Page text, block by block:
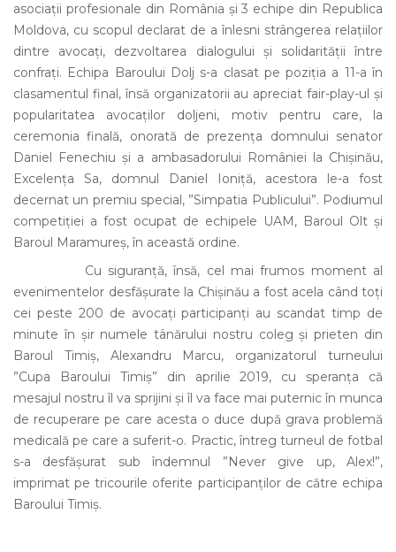
asociații profesionale din România și 3 echipe din Republica
Moldova, cu scopul declarat de a înlesni strângerea relațiilor
dintre avocați, dezvoltarea dialogului și solidarității între
confrați. Echipa Baroului Dolj s-a clasat pe poziția a 11-a în
clasamentul final, însă organizatorii au apreciat fair-play-ul și
popularitatea avocaților doljeni, motiv pentru care, la
ceremonia finală, onorată de prezența domnului senator
Daniel Fenechiu și a ambasadorului României la Chișinău,
Excelența Sa, domnul Daniel Ioniță, acestora le-a fost
decernat un premiu special, ”Simpatia Publicului”. Podiumul
competiției a fost ocupat de echipele UAM, Baroul Olt și
Baroul Maramureș, în această ordine.
Cu siguranță, însă, cel mai frumos moment al
evenimentelor desfășurate la Chișinău a fost acela când toți
cei peste 200 de avocați participanți au scandat timp de
minute în șir numele tânărului nostru coleg și prieten din
Baroul Timiș, Alexandru Marcu, organizatorul turneului
”Cupa Baroului Timiș” din aprilie 2019, cu speranța că
mesajul nostru îl va sprijini și îl va face mai puternic în munca
de recuperare pe care acesta o duce după grava problemă
medicală pe care a suferit-o. Practic, întreg turneul de fotbal
s-a desfășurat sub îndemnul ”Never give up, Alex!”,
imprimat pe tricourile oferite participanților de către echipa
Baroului Timiș.